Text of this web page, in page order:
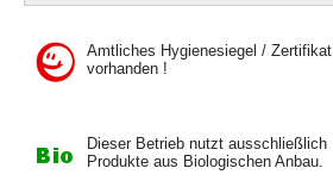
Amtliches Hygienesiegel / Zertifikat
vorhanden !
Dieser Betrieb nutzt ausschließlich
Produkte aus Biologischen Anbau.